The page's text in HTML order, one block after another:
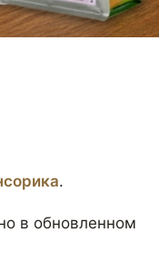
.
в обновленном